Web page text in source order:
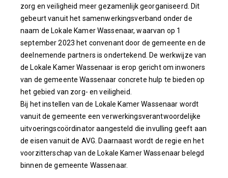
zorg en veiligheid meer gezamenlijk georganiseerd. Dit
gebeurt vanuit het samenwerkingsverband onder de
naam de Lokale Kamer Wassenaar, waarvan op 1
september 2023 het convenant door de gemeente en de
deelnemende partners is ondertekend. De werkwijze van
de Lokale Kamer Wassenaar is erop gericht om inwoners
van de gemeente Wassenaar concrete hulp te bieden op
het gebied van zorg- en veiligheid.
Bij het instellen van de Lokale Kamer Wassenaar wordt
vanuit de gemeente een verwerkingsverantwoordelijke
uitvoeringscoördinator aangesteld die invulling geeft aan
de eisen vanuit de AVG. Daarnaast wordt de regie en het
voorzitterschap van de Lokale Kamer Wassenaar belegd
binnen de gemeente Wassenaar.